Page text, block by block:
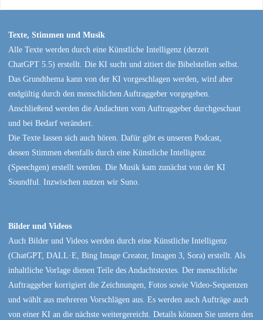
Texte, Stimmen und Musik
Alle Texte werden durch eine Künstliche Intelligenz (derzeit
ChatGPT 5.5) erstellt. Die KI sucht und zitiert die Bibelstellen selbst.
Das Grundthema kann von der KI vorgeschlagen werden, wird aber
endgültig durch den menschlichen Auftraggeber vorgegeben.
Anschließend werden die Andachten vom Auftraggeber durchgeschaut
und bei Bedarf verändert.
Die Texte lassen sich auch hören. Dafür gibt es unseren Podcast,
dessen Stimmen ebenfalls durch eine Künstliche Intelligenz
(Speechgen) erstellt werden. Die Musik kam zunächst von der KI
Soundful. Inzwischen nutzen wir Suno.
Bilder und Videos
Auch Bilder und Videos werden durch eine Künstliche Intelligenz
(ChatGPT, DALL·E, Bing Image Creator, Imagen 3, Sora) erstellt. Als
inhaltliche Vorlage dienen Teile des Andachtstextes. Der menschliche
Auftraggeber korrigiert die Zeichnungen, Fotos sowie Video-Sequenzen
und wählt aus mehreren Vorschlägen aus. Es werden auch Aufträge auch
von einer KI an die nächste weitergereicht. Details können Sie untern den